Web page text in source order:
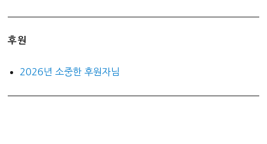
후원
2026년 소중한 후원자님